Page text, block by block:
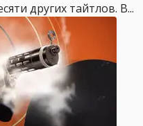
других тайтлов. В...